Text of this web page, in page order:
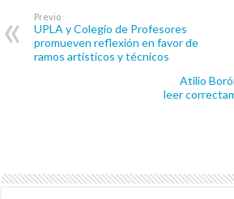
Previo
UPLA y Colegio de Profesores
promueven reflexión en favor de
ramos artísticos y técnicos
Atilio
leer